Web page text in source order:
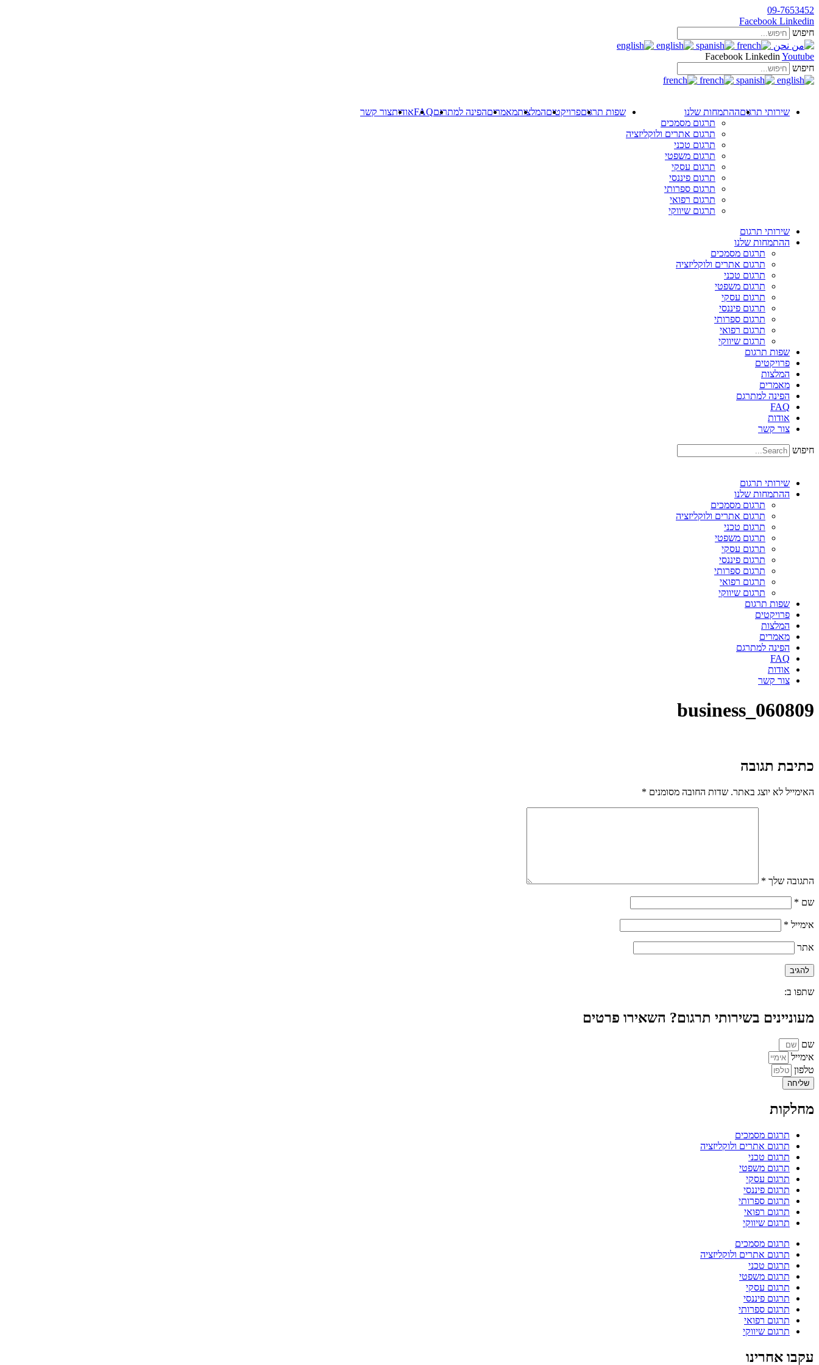
09-7653452
Facebook Linkedin
חיפוש
Facebook Linkedin Youtube
חיפוש
שירותי תרגוםההתמחות שלנו
תרגום מסמכים
תרגום אתרים ולוקליזציה
תרגום טכני
תרגום משפטי
תרגום עסקי
תרגום פיננסי
תרגום ספרותי
תרגום רפואי
תרגום שיווקי
שפות תרגוםפרויקטיםהמלצותמאמריםהפינה למתרגםFAQאודותצור קשר
שירותי תרגום
ההתמחות שלנו
תרגום מסמכים
תרגום אתרים ולוקליזציה
תרגום טכני
תרגום משפטי
תרגום עסקי
תרגום פיננסי
תרגום ספרותי
תרגום רפואי
תרגום שיווקי
שפות תרגום
פרויקטים
המלצות
מאמרים
הפינה למתרגם
FAQ
אודות
צור קשר
חיפוש
שירותי תרגום
ההתמחות שלנו
תרגום מסמכים
תרגום אתרים ולוקליזציה
תרגום טכני
תרגום משפטי
תרגום עסקי
תרגום פיננסי
תרגום ספרותי
תרגום רפואי
תרגום שיווקי
שפות תרגום
פרויקטים
המלצות
מאמרים
הפינה למתרגם
FAQ
אודות
צור קשר
business_060809
כתיבת תגובה
האימייל לא יוצג באתר. שדות החובה מסומנים *
התגובה שלך *
שם *
אימייל *
אתר
שתפו ב:
מעוניינים בשירותי תרגום? השאירו פרטים
שם
אימייל
טלפון
שליחה
מחלקות
תרגום מסמכים
תרגום אתרים ולוקליזציה
תרגום טכני
תרגום משפטי
תרגום עסקי
תרגום פיננסי
תרגום ספרותי
תרגום רפואי
תרגום שיווקי
תרגום מסמכים
תרגום אתרים ולוקליזציה
תרגום טכני
תרגום משפטי
תרגום עסקי
תרגום פיננסי
תרגום ספרותי
תרגום רפואי
תרגום שיווקי
עקבו אחרינו